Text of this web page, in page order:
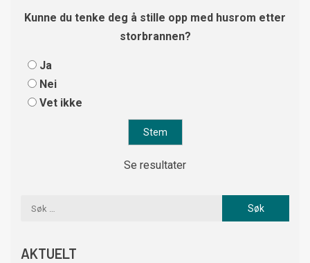
Kunne du tenke deg å stille opp med husrom etter
storbrannen?
Ja
Nei
Vet ikke
Se resultater
AKTUELT